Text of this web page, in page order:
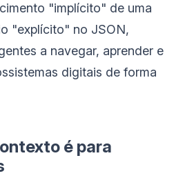
"implícito" de uma
"explícito" no JSON,
a navegar, aprender e
digitais de forma
é para